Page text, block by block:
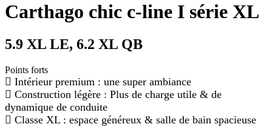
Carthago chic c-line I série XL
5.9 XL LE, 6.2 XL QB
Points forts
Intérieur premium : une super ambiance
Construction légère : Plus de charge utile & de
dynamique de conduite
Classe XL : espace généreux & salle de bain spacieuse